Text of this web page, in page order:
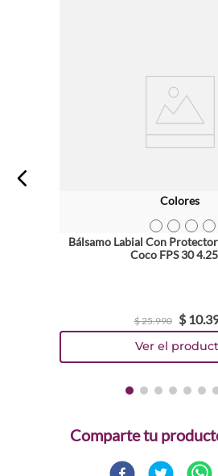
Colores
Bálsamo Labial Con
Coco FPS 30
$25.990 $ 10.
Comparte